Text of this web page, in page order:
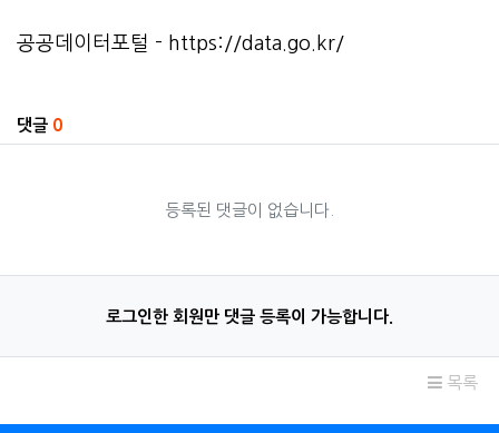
공공데이터포털 - https://data.go.kr/
댓글 0
등록된 댓글이 없습니다.
로그인한 회원만 댓글 등록이 가능합니다.
목록